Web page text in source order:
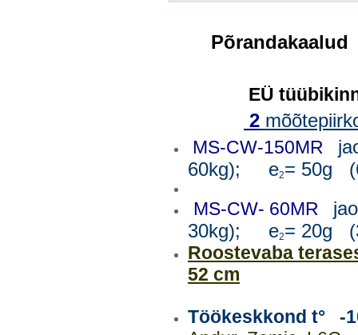
EÜ
2
MS-CW-150MR
60kg); e2= 50g
MS-CW- 60MR
30kg); e2= 20g
Roostevaba
52 cm
Töökeskkond t° -